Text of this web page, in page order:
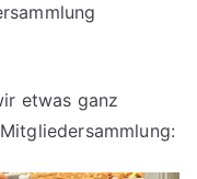
etwas ganz